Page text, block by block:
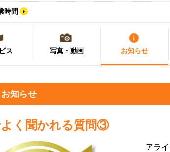
時間
ス 写真・動画 お知らせ
知らせ
く聞かれる質問③
アラ